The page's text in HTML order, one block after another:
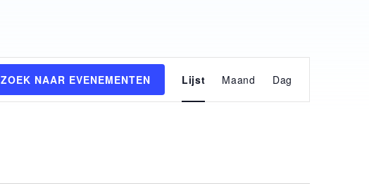
ZOEK NAAR EVENEMENTEN
Evenement
weergaven
Lijst Maand Dag